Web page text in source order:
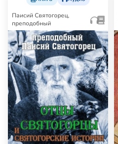
Паисий Святогорец,
преподобный